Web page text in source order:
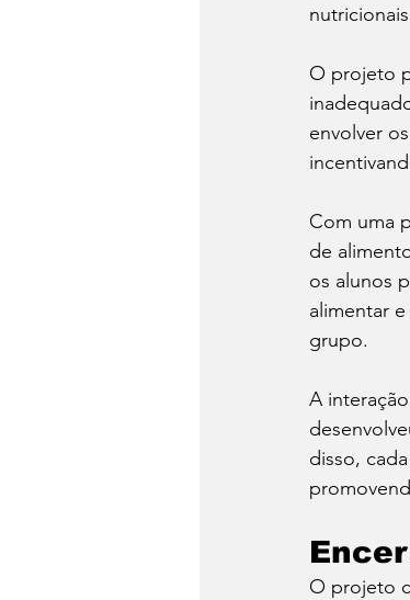
O projeto
envolver
Com uma
de
os alunos
alimentar
grupo.
A
disso,
O projeto